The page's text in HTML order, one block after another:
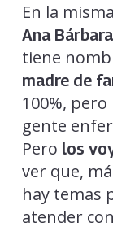
En la
Ana Bárbara
tiene
madre de
100%,
gente
Pero los
ver que,
hay temas
atender